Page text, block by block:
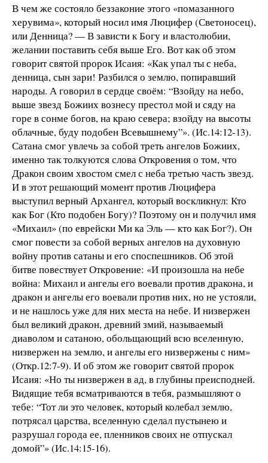
В чем же состояло беззаконие этого «помазанного
херувима», который носил имя Люцифер (Светоносец),
или Денница? — В зависти к Богу и властолюбии,
желании поставить себя выше Его. Вот как об этом
говорит святой пророк Исаия: «Как упал ты с неба,
денница, сын зари! Разбился о землю, попиравший
народы. А говорил в сердце своём: “Взойду на небо,
выше звезд Божиих вознесу престол мой и сяду на
горе в сонме богов, на краю севера; взойду на высоты
облачные, буду подобен Всевышнему”». (Ис.14:12-13).
Сатана смог увлечь за собой треть ангелов Божиих,
именно так толкуются слова Откровения о том, что
Дракон своим хвостом смел с неба третью часть звезд.
И в этот решающий момент против Люцифера
выступил верный Архангел, который воскликнул: Кто
как Бог (Кто подобен Богу)? Поэтому он и получил имя
«Михаил» (по еврейски Ми ка Эль — кто как Бог?). Он
смог повести за собой верных ангелов на духовную
войну против сатаны и его споспешников. Об этой
битве повествует Откровение: «И произошла на небе
война: Михаил и ангелы его воевали против дракона, и
дракон и ангелы его воевали против них, но не устояли,
и не нашлось уже для них места на небе. И низвержен
был великий дракон, древний змий, называемый
диаволом и сатаною, обольщающий всю вселенную,
низвержен на землю, и ангелы его низвержены с ним»
(Откр.12:7-9). И об этом же говорит святой пророк
Исаия: «Но ты низвержен в ад, в глубины преисподней.
Видящие тебя всматриваются в тебя, размышляют о
тебе: “Тот ли это человек, который колебал землю,
потрясал царства, вселенную сделал пустынею и
разрушал города ее, пленников своих не отпускал
домой”» (Ис.14:15-16).